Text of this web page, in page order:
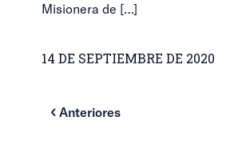
Misionera de […]
14 DE SEPTIEMBRE DE 2020
Anteriores